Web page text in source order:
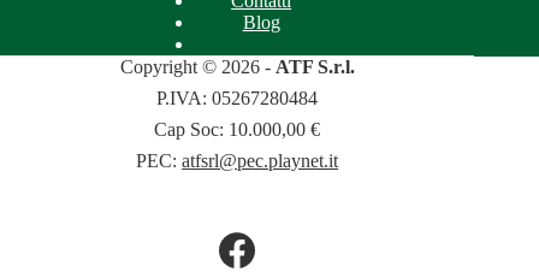
Blog
Copyright © 2026 - ATF S.r.l.
P.IVA: 05267280484
Cap Soc: 10.000,00 €
PEC:atfsrl@pec.playnet.it